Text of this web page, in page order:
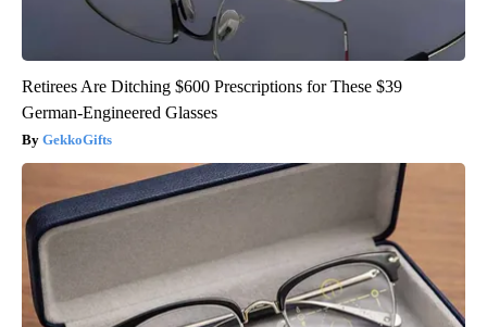
Retirees Are Ditching $600 Prescriptions for These $39
German-Engineered Glasses
GekkoGifts